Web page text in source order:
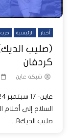
أخبار الرئيسية حرب
(صليب
كردفان
شبكة عاين
السلاح إلى
صليب الديكR...